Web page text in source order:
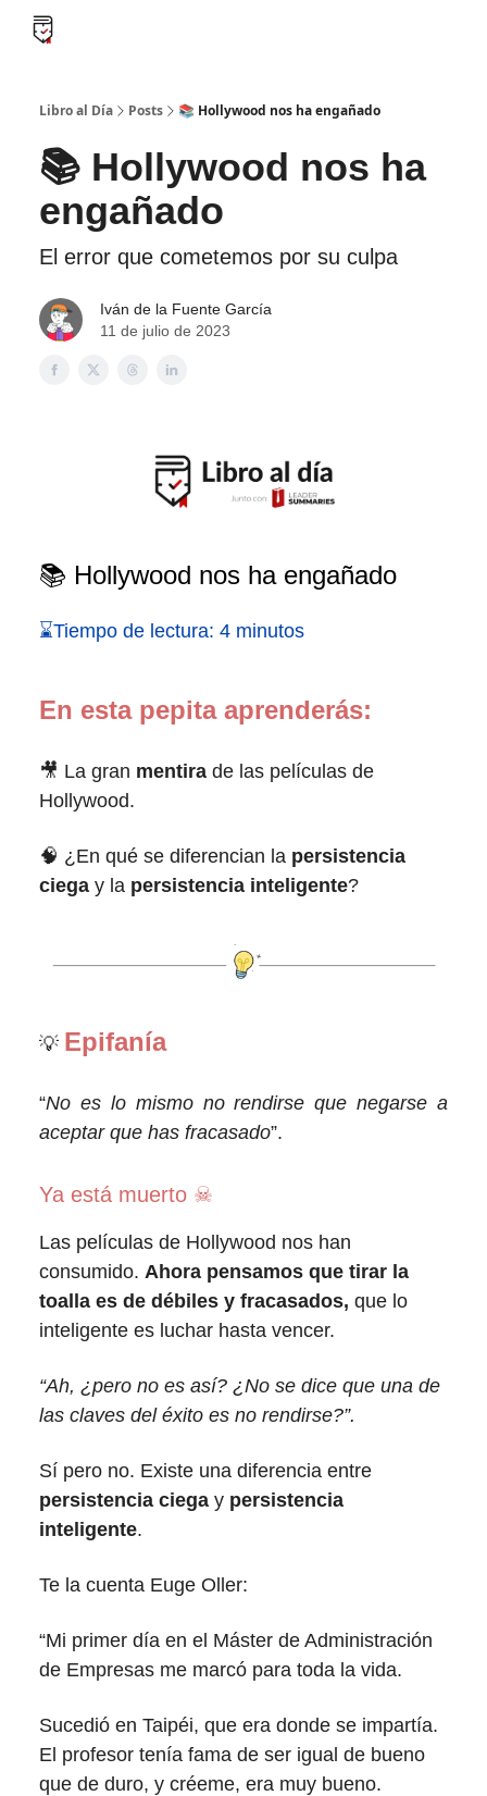
Libro al Día Posts 📚 Hollywood nos ha engañado
📚 Hollywood nos ha
engañado
El error que cometemos por su culpa
Iván de la Fuente García
11 de julio de 2023
📚 Hollywood nos ha engañado
⌛Tiempo de lectura: 4 minutos
En esta pepita aprenderás:
🎥 La gran mentira de las películas de
Hollywood.
🧠 ¿En qué se diferencian la persistencia
ciega y la persistencia inteligente?
💡 Epifanía
“No es lo mismo no rendirse que negarse a
aceptar que has fracasado”.
Ya está muerto ☠
Las películas de Hollywood nos han
consumido. Ahora pensamos que tirar la
toalla es de débiles y fracasados, que lo
inteligente es luchar hasta vencer.
“Ah, ¿pero no es así? ¿No se dice que una de
las claves del éxito es no rendirse?”.
Sí pero no. Existe una diferencia entre
persistencia ciega y persistencia
inteligente.
Te la cuenta Euge Oller:
“Mi primer día en el Máster de Administración
de Empresas me marcó para toda la vida.
Sucedió en Taipéi, que era donde se impartía.
El profesor tenía fama de ser igual de bueno
que de duro, y créeme, era muy bueno.